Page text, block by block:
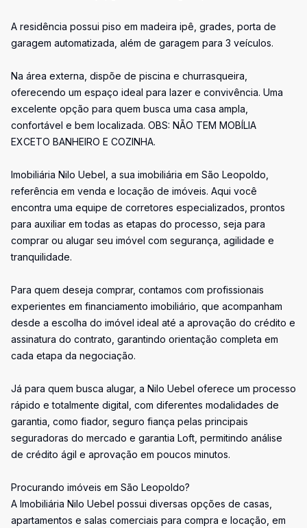
A residência possui piso em madeira ipê, grades, porta de
garagem automatizada, além de garagem para 3 veículos.
Na área externa, dispõe de piscina e churrasqueira,
oferecendo um espaço ideal para lazer e convivência. Uma
excelente opção para quem busca uma casa ampla,
confortável e bem localizada. OBS: NÃO TEM MOBÍLIA
EXCETO BANHEIRO E COZINHA.
Imobiliária Nilo Uebel, a sua imobiliária em São Leopoldo,
referência em venda e locação de imóveis. Aqui você
encontra uma equipe de corretores especializados, prontos
para auxiliar em todas as etapas do processo, seja para
comprar ou alugar seu imóvel com segurança, agilidade e
tranquilidade.
Para quem deseja comprar, contamos com profissionais
experientes em financiamento imobiliário, que acompanham
desde a escolha do imóvel ideal até a aprovação do crédito e
assinatura do contrato, garantindo orientação completa em
cada etapa da negociação.
Já para quem busca alugar, a Nilo Uebel oferece um processo
rápido e totalmente digital, com diferentes modalidades de
garantia, como fiador, seguro fiança pelas principais
seguradoras do mercado e garantia Loft, permitindo análise
de crédito ágil e aprovação em poucos minutos.
Procurando imóveis em São Leopoldo?
A Imobiliária Nilo Uebel possui diversas opções de casas,
apartamentos e salas comerciais para compra e locação, em